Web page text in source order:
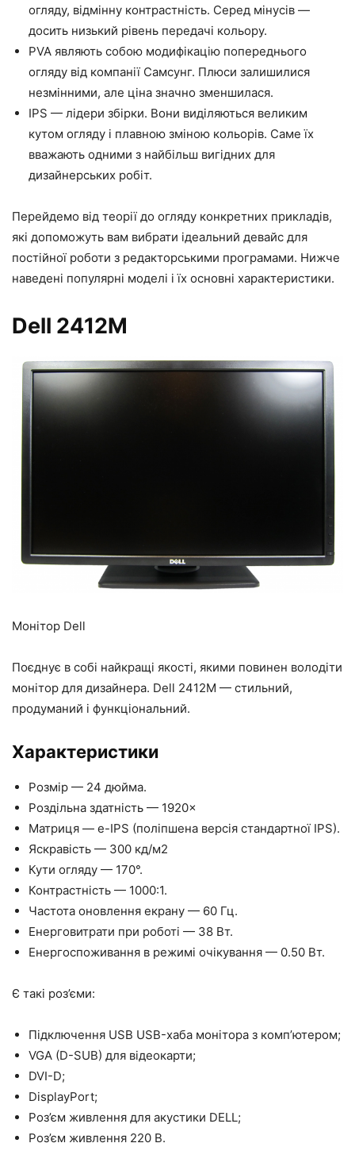
огляду, відмінну контрастність. Серед мінусів —
досить низький рівень передачі кольору.
PVA являють собою модифікацію попереднього
огляду від компанії Самсунг. Плюси залишилися
незмінними, але ціна значно зменшилася.
IPS — лідери збірки. Вони виділяються великим
кутом огляду і плавною зміною кольорів. Саме їх
вважають одними з найбільш вигідних для
дизайнерських робіт.
Перейдемо від теорії до огляду конкретних прикладів,
які допоможуть вам вибрати ідеальний девайс для
постійної роботи з редакторськими програмами. Нижче
наведені популярні моделі і їх основні характеристики.
Dell 2412M
Монітор Dell
Поєднує в собі найкращі якості, якими повинен володіти
монітор для дизайнера. Dell 2412M — стильний,
продуманий і функціональний.
Характеристики
Розмір — 24 дюйма.
Роздільна здатність — 1920×
Матриця — е-IPS (поліпшена версія стандартної IPS).
Яскравість — 300 кд/м2
Кути огляду — 170°.
Контрастність — 1000:1.
Частота оновлення екрану — 60 Гц.
Енерговитрати при роботі — 38 Вт.
Енергоспоживання в режимі очікування — 0.50 Вт.
Є такі роз’єми:
Підключення USB USB-хаба монітора з комп’ютером;
VGA (D-SUB) для відеокарти;
DVI-D;
DisplayPort;
Роз’єм живлення для акустики DELL;
Роз’єм живлення 220 В.